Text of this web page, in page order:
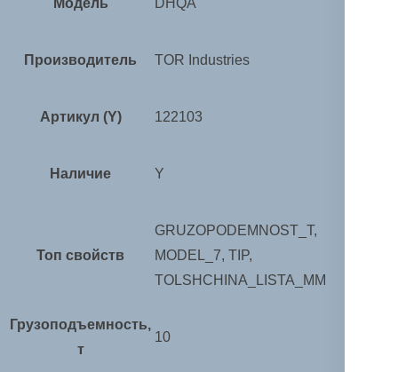
Производитель TOR Industries
Артикул (Y) 122103
Наличие Y
Топ свойств
GRUZOPODEMNOST_T,
MODEL_7, TIP,
TOLSHCHINA_LISTA_MM
Грузоподъемность,
т
10